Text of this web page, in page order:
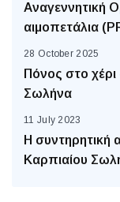
Αναγεννητική
αιμοπετάλια
Πόνος στο
Σωλήνα
28 October 2025
Η συντηρητική
Καρπιαίου
11 July 2023